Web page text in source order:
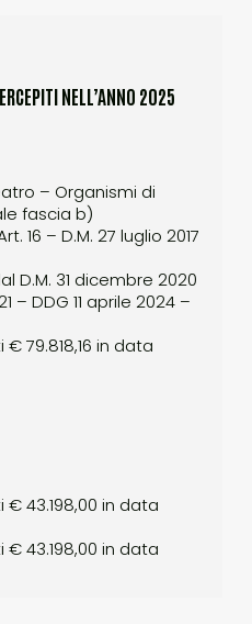
NELL’ANNO 2025
– Organismi di
fascia b)
16 – D.M. 27 luglio 2017
D.M. 31 dicembre 2020
– DDG 11 aprile 2024 –
79.818,16 in data
43.198,00 in data
43.198,00 in data